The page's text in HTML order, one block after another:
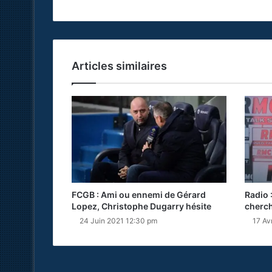
Articles similaires
FCGB : Ami ou ennemi de Gérard
Lopez, Christophe Dugarry hésite
24 Juin 2021 12:30 pm
Radio
17